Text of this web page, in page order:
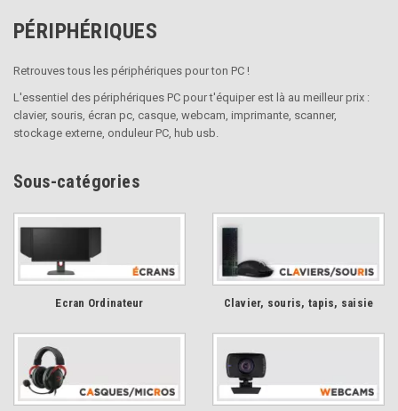
PÉRIPHÉRIQUES
Retrouves tous les périphériques pour ton PC !
L'essentiel des périphériques PC pour t'équiper est là au meilleur prix :
clavier, souris, écran pc, casque, webcam, imprimante, scanner,
stockage externe, onduleur PC, hub usb.
Sous-catégories
Ecran Ordinateur Clavier, souris, tapis, saisie